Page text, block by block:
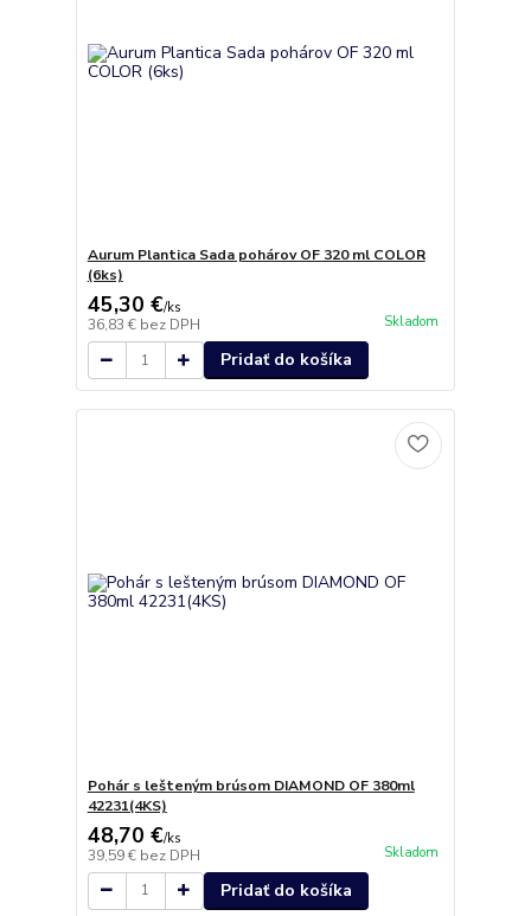
Aurum Plantica Sada pohárov OF 320 ml COLOR
(6ks)
45,30 €/ks
36,83 € bez DPH Skladom
Pridať do košíka
Pohár s lešteným brúsom DIAMOND OF 380ml
42231(4KS)
48,70 €/ks
39,59 € bez DPH Skladom
Pridať do košíka